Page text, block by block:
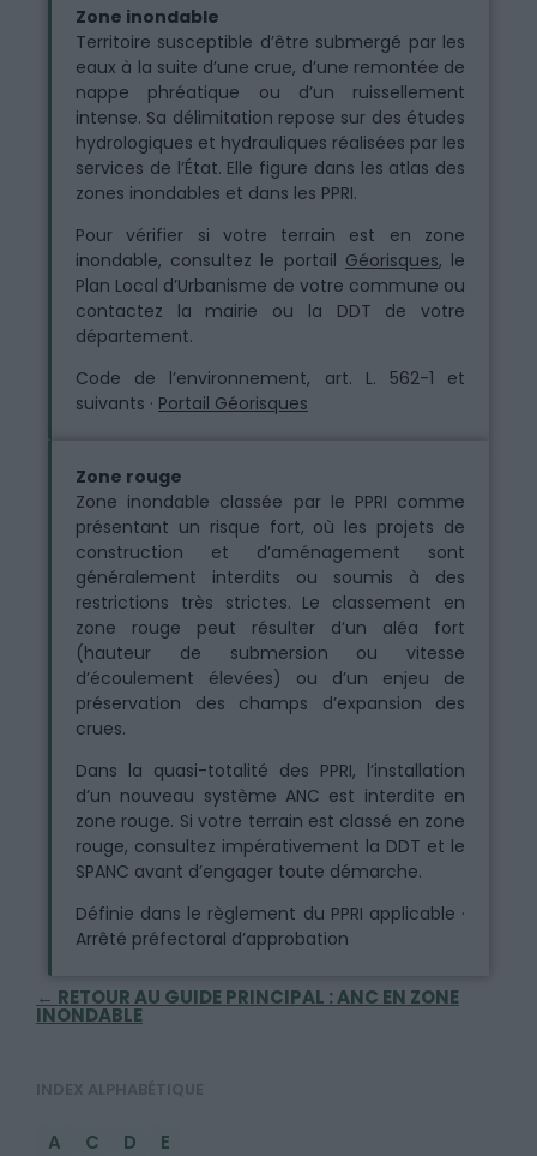
Zone inondable
Territoire susceptible d’être submergé par les
eaux à la suite d’une crue, d’une remontée de
nappe phréatique ou d’un ruissellement
intense. Sa délimitation repose sur des études
hydrologiques et hydrauliques réalisées par les
services de l’État. Elle figure dans les atlas des
zones inondables et dans les PPRI.
Pour vérifier si votre terrain est en zone
inondable, consultez le portail Géorisques, le
Plan Local d’Urbanisme de votre commune ou
contactez la mairie ou la DDT de votre
département.
Code de l’environnement, art. L. 562-1 et
suivants · Portail Géorisques
Zone rouge
Zone inondable classée par le PPRI comme
présentant un risque fort, où les projets de
construction et d’aménagement sont
généralement interdits ou soumis à des
restrictions très strictes. Le classement en
zone rouge peut résulter d’un aléa fort
(hauteur de submersion ou vitesse
d’écoulement élevées) ou d’un enjeu de
préservation des champs d’expansion des
crues.
Dans la quasi-totalité des PPRI, l’installation
d’un nouveau système ANC est interdite en
zone rouge. Si votre terrain est classé en zone
rouge, consultez impérativement la DDT et le
SPANC avant d’engager toute démarche.
Définie dans le règlement du PPRI applicable ·
Arrêté préfectoral d’approbation
← RETOUR AU GUIDE PRINCIPAL : ANC EN ZONE
INONDABLE
A C D E